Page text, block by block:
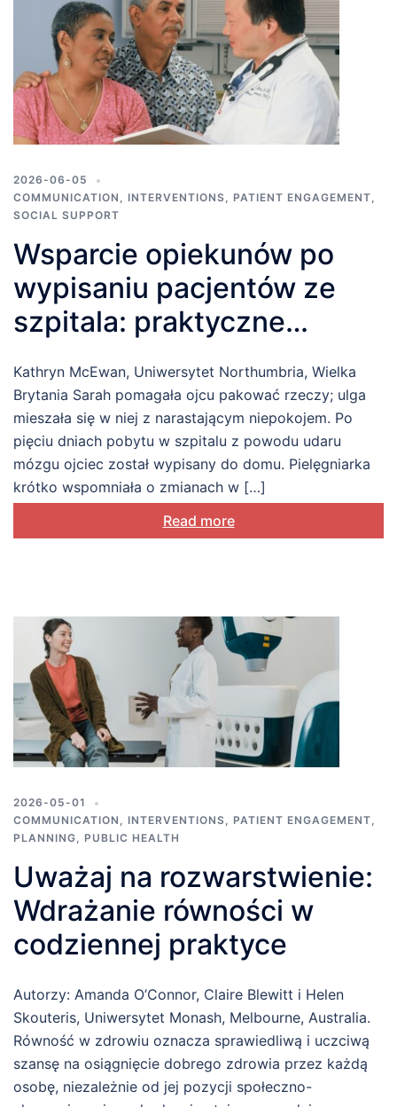
2026-06-05
COMMUNICATION , INTERVENTIONS, PATIENT ENGAGEMENT,
SOCIAL SUPPORT
Wsparcie opiekunów po
wypisaniu pacjentów ze
szpitala: praktyczne
wspólnego działania
Kathryn McEwan, Uniwersytet Northumbria, Wielka
Brytania Sarah pomagała ojcu pakować rzeczy; ulga
mieszała się w niej z narastającym niepokojem. Po
pięciu dniach pobytu w szpitalu z powodu udaru
mózgu ojciec został wypisany do domu. Pielęgniarka
krótko wspomniała o zmianach w […]
Read more
2026-05-01
COMMUNICATION , INTERVENTIONS, PATIENT ENGAGEMENT,
PLANNING, PUBLIC HEALTH
Uważaj na rozwarstwienie:
Wdrażanie równości w
codziennej praktyce
Autorzy: Amanda O’Connor, Claire Blewitt i Helen
Skouteris, Uniwersytet Monash, Melbourne, Australia.
Równość w zdrowiu oznacza sprawiedliwą i uczciwą
szansę na osiągnięcie dobrego zdrowia przez każdą
osobę, niezależnie od jej pozycji społeczno-